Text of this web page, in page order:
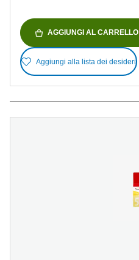
AGGIUNGI AL CARRELLO
Aggiungi alla lista dei desideri